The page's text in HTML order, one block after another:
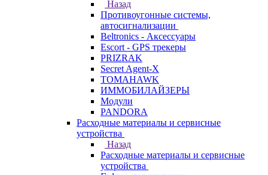
Назад
Противоугонные системы,
автосигнализации
Beltronics - Аксессуары
Escort - GPS трекеры
PRIZRAK
Secret Agent-X
TOMAHAWK
ИММОБИЛАЙЗЕРЫ
Модули
PANDORA
Расходные материалы и сервисные
устройства
Назад
Расходные материалы и сервисные
устройства